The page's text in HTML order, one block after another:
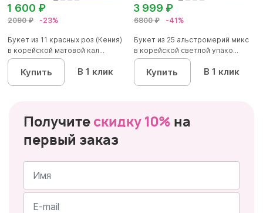
2090 ₽ -23%
1 600 ₽
Букет из 11 красных роз (Кения)
в корейской матовой кал...
Купить В 1 клик
6800 ₽ -41%
3 999 ₽
Букет из 25 альстромерий микс
в корейской светлой упако...
Купить В 1 клик
Получите скидку 10% на
первый заказ
Имя